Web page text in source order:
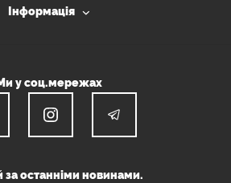
Інформація
у соц.мережах
за останніми новинами.